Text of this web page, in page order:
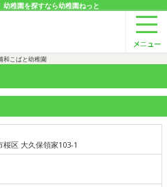
稚園を探すなら幼稚園ねっと
和こばと幼稚園
区 大久保領家103-1